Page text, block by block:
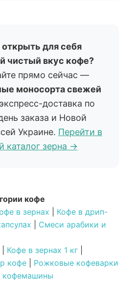
открыть для себя
чистый вкус кофе?
прямо сейчас —
моносорта свежей
доставка по
заказа и Новой
Украине. Перейти в
каталог зерна →
кофе
в зернах
Кофе в дрип-
Смеси арабики и
Кофе в зернах 1 кг
кофе
Рожковые кофеварки
кофемашины